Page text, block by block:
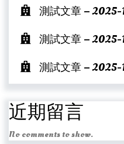
測試文章 –
測試文章 –
測試文章 –
近期留言
No comments to show.